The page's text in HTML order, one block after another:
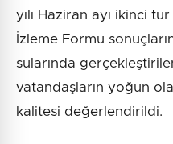
yılı Haziran ayı ikinci
İzleme Formu
sularında
vatandaşların yoğun
kalitesi değerlendirildi.